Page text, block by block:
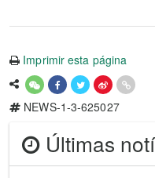
Imprimir esta página
NEWS-1-3-625027
Últimas